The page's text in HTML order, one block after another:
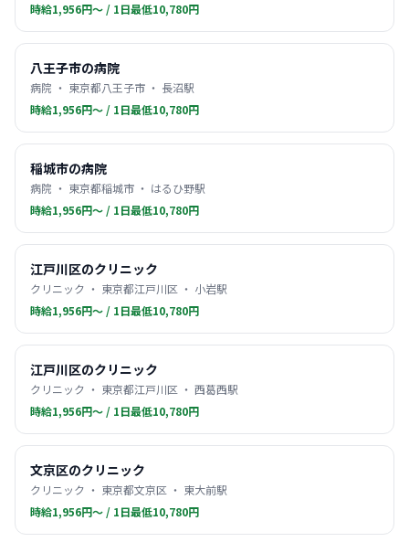
時給1,956円〜 / 1日最低10,780円
八王子市の病院
病院 ・ 東京都八王子市 ・ 長沼駅
時給1,956円〜 / 1日最低10,780円
稲城市の病院
病院 ・ 東京都稲城市 ・ はるひ野駅
時給1,956円〜 / 1日最低10,780円
江戸川区のクリニック
クリニック ・ 東京都江戸川区 ・ 小岩駅
時給1,956円〜 / 1日最低10,780円
江戸川区のクリニック
クリニック ・ 東京都江戸川区 ・ 西葛西駅
時給1,956円〜 / 1日最低10,780円
文京区のクリニック
クリニック ・ 東京都文京区 ・ 東大前駅
時給1,956円〜 / 1日最低10,780円